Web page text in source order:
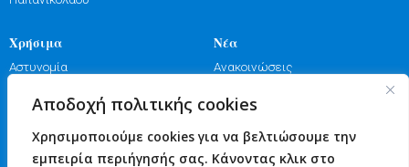
Αποδοχή πολιτικής cookies
Χρησιμοποιούμε cookies για να βελτιώσουμε την
εμπειρία περιήγησής σας. Κάνοντας κλικ στο
Χρήσιμα
Αστυνομία
Πυροσβεστική
Υγεία
Νέα
Ανακοινώσεις
Γιορτές
Επικοινωνία